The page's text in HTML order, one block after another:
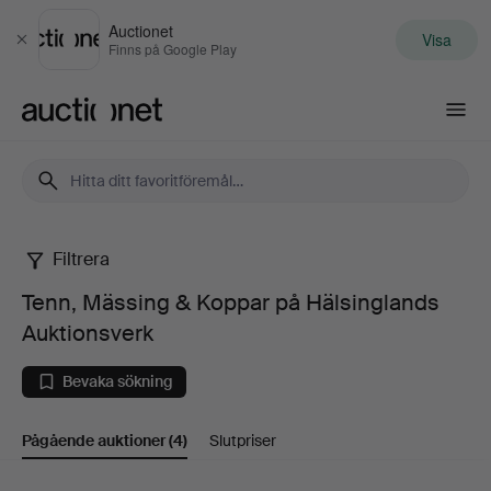
Stäng
Auctionet
Finns på Google Play Visa
Tenn,
Mässing
&
Koppar
Filtrera
Tenn, Mässing & Koppar på Hälsinglands
Auktionsverk
Bevaka sökning
Pågående auktioner(4) Slutpriser